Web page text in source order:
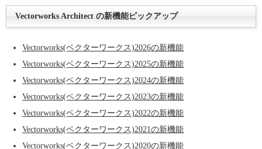
Vectorworks Architect の新機能ピックアップ
Vectorworks(ベクターワークス)2026の新機能
Vectorworks(ベクターワークス)2025の新機能
Vectorworks(ベクターワークス)2024の新機能
Vectorworks(ベクターワークス)2023の新機能
Vectorworks(ベクターワークス)2022の新機能
Vectorworks(ベクターワークス)2021の新機能
Vectorworks(ベクターワークス)2020の新機能